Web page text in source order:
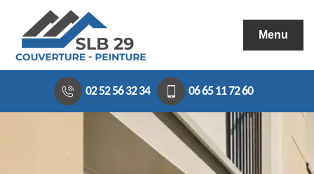
Menu
02 52 56 32 34 06 65 11 72 60